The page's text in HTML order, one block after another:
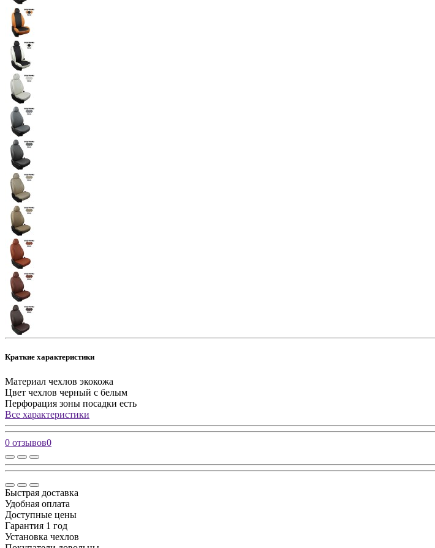
Краткие характеристики
Материал чехлов экокожа
Цвет чехлов черный с белым
Перфорация зоны посадки есть
Все характеристики
0 отзывов0
Быстрая доставка
Удобная оплата
Доступные цены
Гарантия 1 год
Установка чехлов